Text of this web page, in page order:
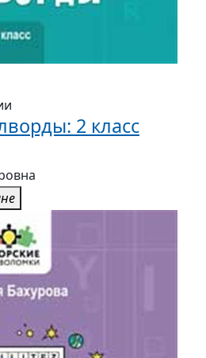
2 класс